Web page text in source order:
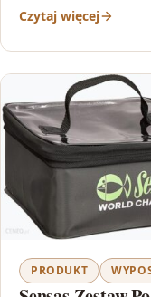
Czytaj więcej
PRODUKT